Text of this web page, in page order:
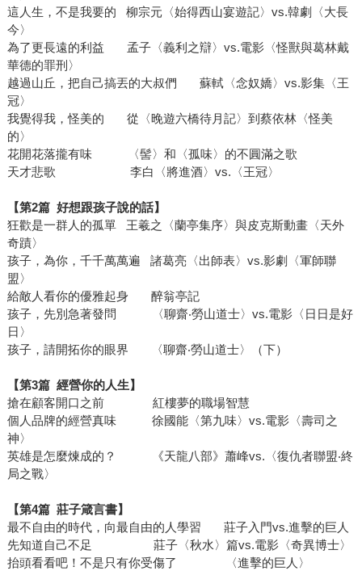
這人生，不是我要的 柳宗元〈始得西山宴遊記〉vs.韓劇〈大長
今〉
為了更長遠的利益 孟子〈義利之辯〉vs.電影〈怪獸與葛林戴
華德的罪刑〉
越過山丘，把自己搞丟的大叔們 蘇軾〈念奴嬌〉vs.影集〈王
冠〉
我覺得我，怪美的 從〈晚遊六橋待月記〉到蔡依林〈怪美
的〉
花開花落攏有味 〈髻〉和〈孤味〉的不圓滿之歌
天才悲歌 李白〈將進酒〉vs.〈王冠〉
【第2篇 好想跟孩子說的話】
狂歡是一群人的孤單 王羲之〈蘭亭集序〉與皮克斯動畫〈天外
奇蹟〉
孩子，為你，千千萬萬遍 諸葛亮〈出師表〉vs.影劇〈軍師聯
盟〉
給敵人看你的優雅起身 醉翁亭記
孩子，先別急著發問 〈聊齋‧勞山道士〉vs.電影〈日日是好
日〉
孩子，請開拓你的眼界 〈聊齋‧勞山道士〉（下）
【第3篇 經營你的人生】
搶在顧客開口之前 紅樓夢的職場智慧
個人品牌的經營真味 徐國能〈第九味〉vs.電影〈壽司之
神〉
英雄是怎麼煉成的？ 《天龍八部》蕭峰vs.〈復仇者聯盟‧終
局之戰〉
【第4篇 莊子箴言書】
最不自由的時代，向最自由的人學習 莊子入門vs.進擊的巨人
先知道自己不足 莊子〈秋水〉篇vs.電影〈奇異博士〉
抬頭看看吧！不是只有你受傷了 〈進擊的巨人〉